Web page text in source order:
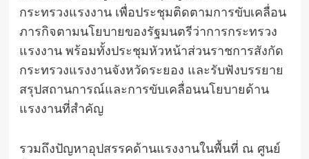
กระทรวงแรงงาน เพื่อประชุมติดตามการขับเคลื่อน
ภารกิจตามนโยบายของรัฐมนตรีว่าการกระทรวง
แรงงาน พร้อมทั้งประชุมหัวหน้าส่วนราชการสังกัด
กระทรวงแรงงานจังหวัดระยอง และรับฟังบรรยาย
สรุปสถานการณ์และการขับเคลื่อนนโยบายด้าน
แรงงานที่สำคัญ
รวมถึงปัญหาอุปสรรคด้านแรงงานในพื้นที่ ณ ศูนย์